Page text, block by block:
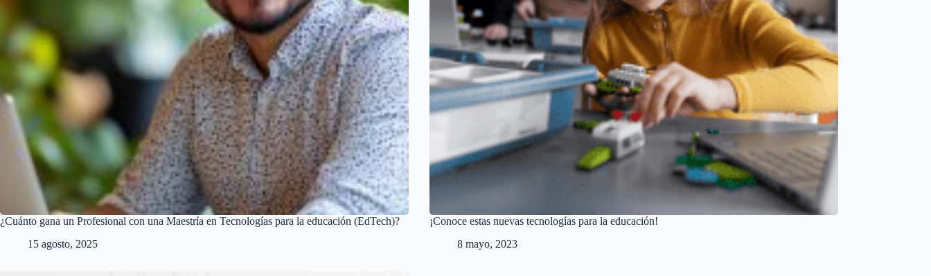
¿Cuánto gana un Profesional con una Maestría en Tecnologías para la educación (EdTech)?
15 agosto, 2025
¡Conoce estas nuevas tecnologías para la educación!
8 mayo, 2023